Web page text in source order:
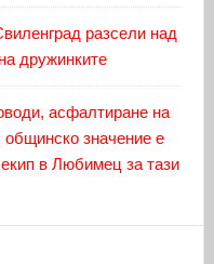
разсели над
дружинките
асфалтиране на
общинско значение е
в Любимец за тази